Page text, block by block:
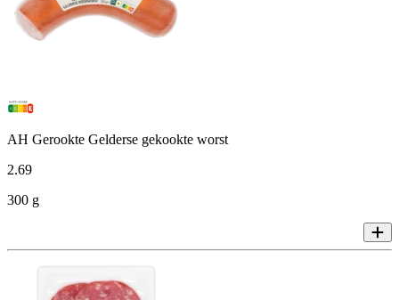
AH Gerookte Gelderse gekookte worst
2.69
300 g